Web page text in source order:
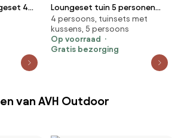
4
teak
Loungeset tuin 5 personen
Rope Zand/Beige Santika
Furniture Santika
4 persoons, tuinsets met
kussens, 5 persoons
Op voorraad
Gratis bezorging
van AVH Outdoor